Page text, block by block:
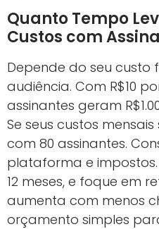
Quanto Tempo
Custos com
Depende do seu custo
audiência. Com R$10
assinantes geram
Se seus custos
com 80 assinantes.
plataforma e impostos.
12 meses, e foque em
aumenta com menos
orçamento simples